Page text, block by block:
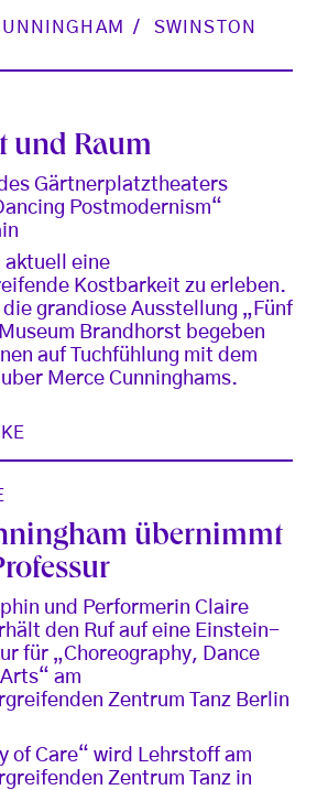
SWINSTON
und Raum
Gärtnerplatztheaters
Postmodernism“
aktuell eine
Kostbarkeit zu erleben.
grandiose Ausstellung „Fünf
Brandhorst begeben
auf Tuchfühlung mit dem
Merce Cunninghams.
übernimmt
und Performerin Claire
den Ruf auf eine Einstein-
für „Choreography, Dance
am
Zentrum Tanz Berlin
of Care“ wird Lehrstoff am
Zentrum Tanz in